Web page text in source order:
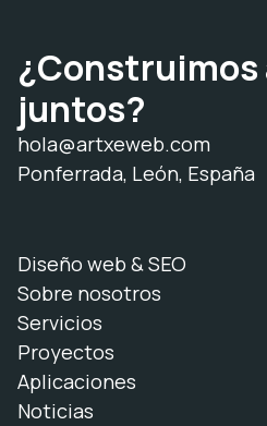
¿Construimos
juntos?
hola@artxeweb.com
Ponferrada, León, España
Diseño web & SEO
Sobre nosotros
Servicios
Proyectos
Aplicaciones
Noticias